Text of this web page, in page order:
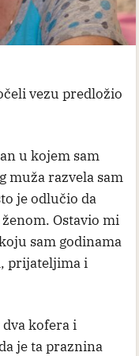
vezu predložio
u kojem sam
muža razvela sam
je odlučio da
Ostavio mi
sam godinama
prijateljima i
dva kofera i
je ta praznina